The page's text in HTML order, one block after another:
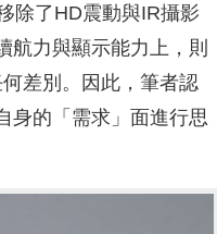
除了HD震動與IR攝影
航力與顯示能力上，則
差別。因此，筆者認
身的「需求」面進行思